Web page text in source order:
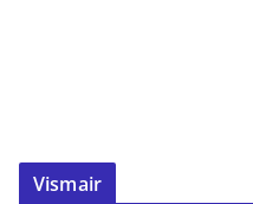
Vismair